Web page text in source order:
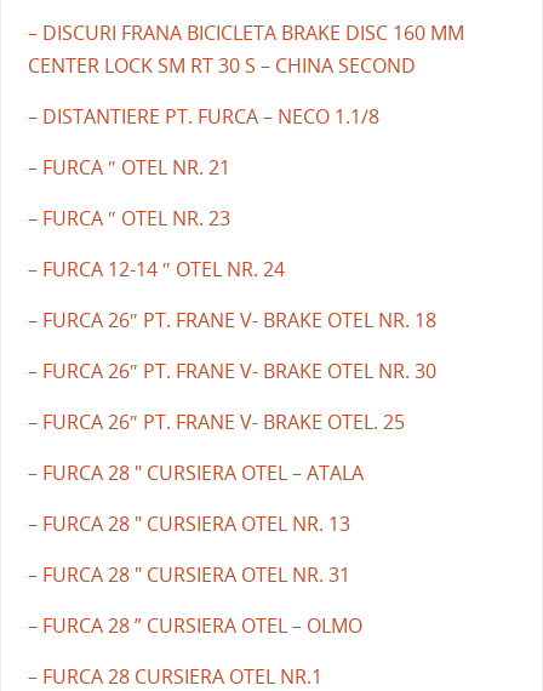
– DISCURI FRANA BICICLETA BRAKE DISC 160 MM
CENTER LOCK SM RT 30 S – CHINA SECOND
– DISTANTIERE PT. FURCA – NECO 1.1/8
– FURCA ″ OTEL NR. 21
– FURCA ″ OTEL NR. 23
– FURCA 12-14 ″ OTEL NR. 24
– FURCA 26″ PT. FRANE V- BRAKE OTEL NR. 18
– FURCA 26″ PT. FRANE V- BRAKE OTEL NR. 30
– FURCA 26″ PT. FRANE V- BRAKE OTEL. 25
– FURCA 28 " CURSIERA OTEL – ATALA
– FURCA 28 " CURSIERA OTEL NR. 13
– FURCA 28 " CURSIERA OTEL NR. 31
– FURCA 28 ” CURSIERA OTEL – OLMO
– FURCA 28 CURSIERA OTEL NR.1